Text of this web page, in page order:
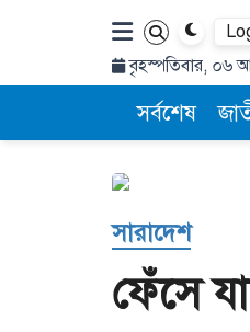
বৃহস্পতিবার, ০৬
সর্বশেষ
সারাদেশ
ফেঁসে